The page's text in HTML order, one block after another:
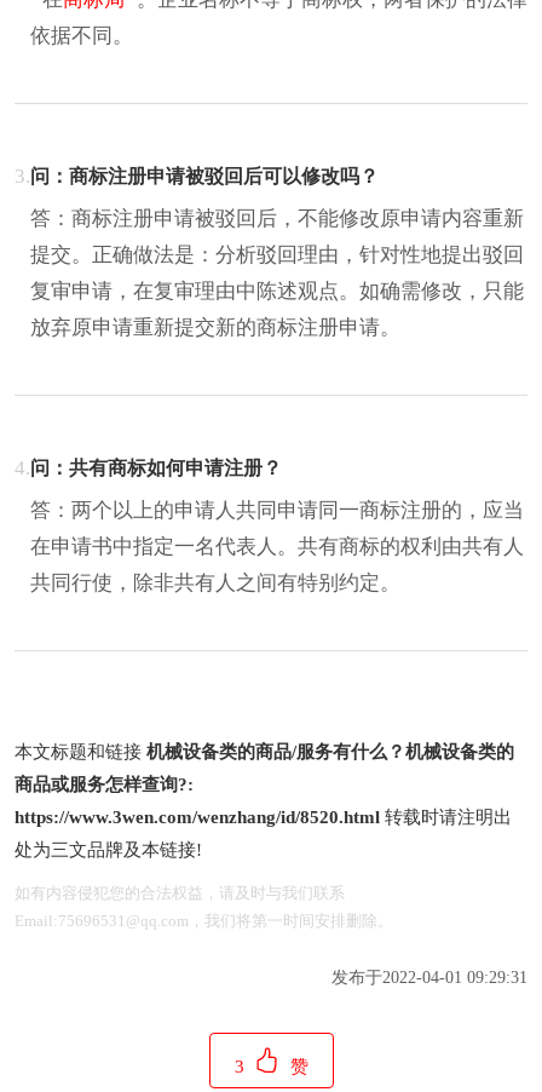
依据不同。
3.问：商标注册申请被驳回后可以修改吗？
答：商标注册申请被驳回后，不能修改原申请内容重新
提交。正确做法是：分析驳回理由，针对性地提出驳回
复审申请，在复审理由中陈述观点。如确需修改，只能
放弃原申请重新提交新的商标注册申请。
4.问：共有商标如何申请注册？
答：两个以上的申请人共同申请同一商标注册的，应当
在申请书中指定一名代表人。共有商标的权利由共有人
共同行使，除非共有人之间有特别约定。
本文标题和链接 机械设备类的商品/服务有什么？机械设备类的
商品或服务怎样查询?:
https://www.3wen.com/wenzhang/id/8520.html 转载时请注明出
处为三文品牌及本链接!
如有内容侵犯您的合法权益，请及时与我们联系
Email:75696531@qq.com，我们将第一时间安排删除。
发布于2022-04-01 09:29:31
3 赞